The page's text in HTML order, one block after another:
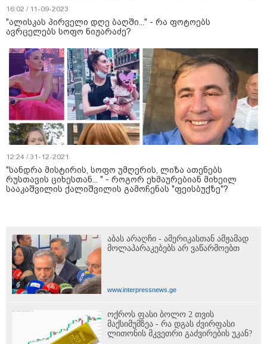
16:02 / 11-09-2023
"ალისკას პირველი დღე ბაღში..." - რა ფოტოებს
ავრცელებს სოფო ნიჟარაძე?
12:24 / 31-12-2021
"სანდრა მისტირის, სოფო უმღერის, ლიზა ათენებს
რუსთავის ციხესთან... " - როგორ ეხმაურებიან მიხეილ
სააკაშვილის ქალიშვილის გამოჩენას "ფეისბუქზე"?
აბას არაღჩი - ამერიკასთან ამჟამად
მოლაპარაკებებს არ ვაწარმოებთ
www.interpressnews.ge
ოქროს ფასი ბოლო 2 თვის
მაქსიმუმზეა - რა დგას ძვირფასი
ლითონის მკვეთრი გაძვირების უკან?